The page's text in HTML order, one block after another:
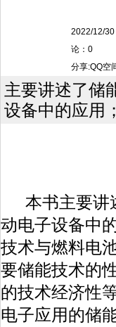
2022/12/
论： 0
分享:QQ空
主要讲述了储
设备中的应用
本书主要讲
动电子设备中
技术与燃料电
要储能技术的
的技术经济性
电子应用的储